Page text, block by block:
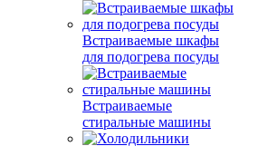
Встраиваемые шкафы
для подогрева посуды
Встраиваемые
стиральные машины